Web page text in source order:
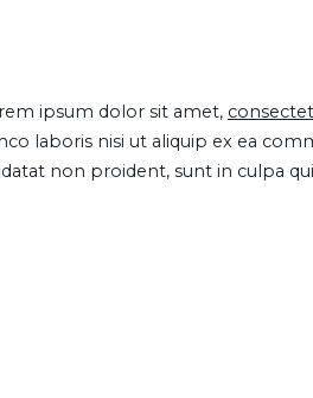
ipsum dolor sit amet,
laboris nisi ut aliquip ex ea
non proident, sunt in culpa